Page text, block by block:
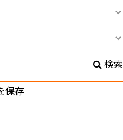
検索
保存